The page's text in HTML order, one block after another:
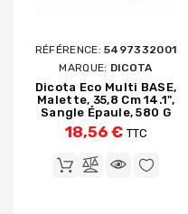
RÉFÉRENCE:5497332001
MARQUE: DICOTA
Dicota Eco Multi BASE,
Malette, 35,8 Cm 14.1",
Sangle Épaule, 580 G
18,56 € TTC